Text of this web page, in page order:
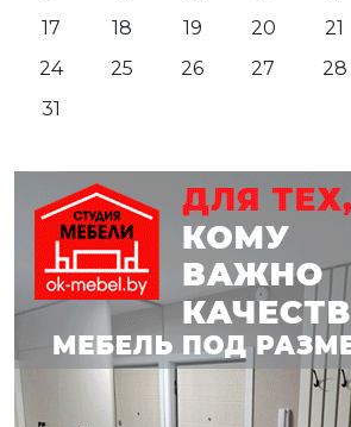
17
18 19 20 21
24
25 26 27 28
31